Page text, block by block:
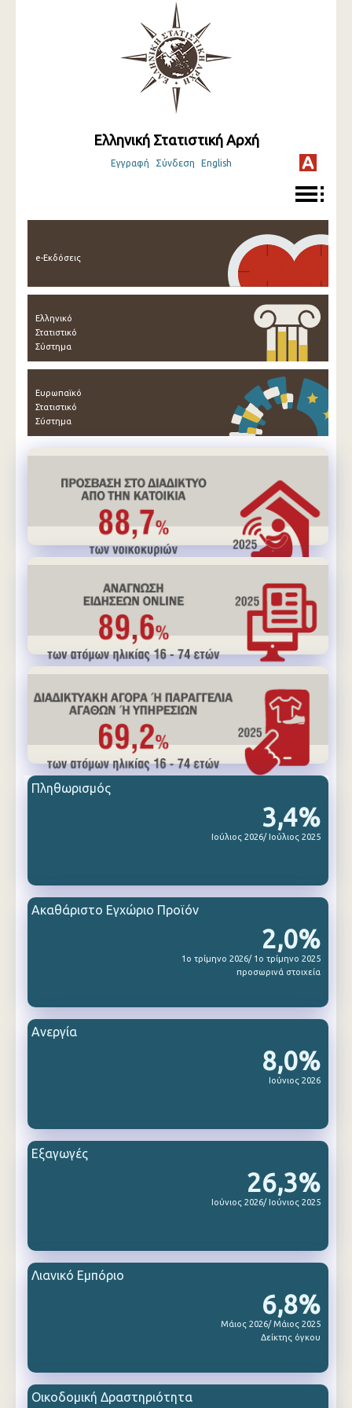
Ελληνική Στατιστική Αρχή
Εγγραφή Σύνδεση English
e-Εκδόσεις
Ελληνικό
Στατιστικό
Σύστημα
Ευρωπαϊκό
Στατιστικό
Σύστημα
3,4%
Ιούλιος 2026/ Ιούλιος 2025
Πληθωρισμός
2,0%
1ο τρίμηνο 2026/ 1ο τρίμηνο 2025
προσωρινά στοιχεία
Ακαθάριστο Εγχώριο Προϊόν
8,0%
Ιούνιος 2026
Ανεργία
26,3%
Ιούνιος 2026/ Ιούνιος 2025
Εξαγωγές
6,8%
Μάιος 2026/ Μάιος 2025
Δείκτης όγκου
Λιανικό Εμπόριο
Οικοδομική Δραστηριότητα